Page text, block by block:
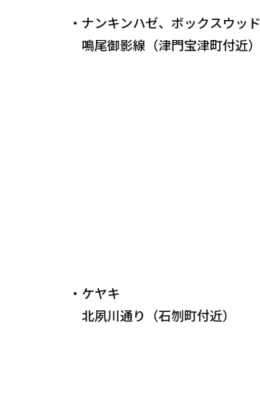
・ナンキンハゼ、ボックスウッド
鳴尾御影線（津門宝津町付近）
・ケヤキ
北夙川通り（石刎町付近）